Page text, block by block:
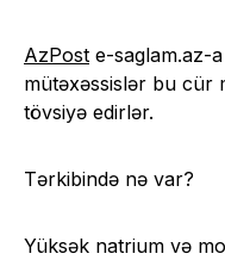
AzPost e-saglam.az-
mütəxəssislər bu cür
tövsiyə edirlər.
Tərkibində nə var?
Yüksək natrium və